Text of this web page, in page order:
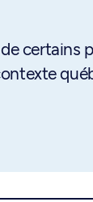
certains